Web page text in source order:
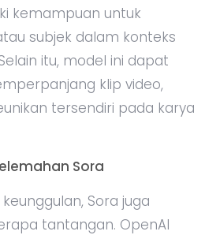
kemampuan untuk
subjek dalam konteks
itu, model ini dapat
klip video,
tersendiri pada karya
Sora
Sora juga
tantangan. OpenAI